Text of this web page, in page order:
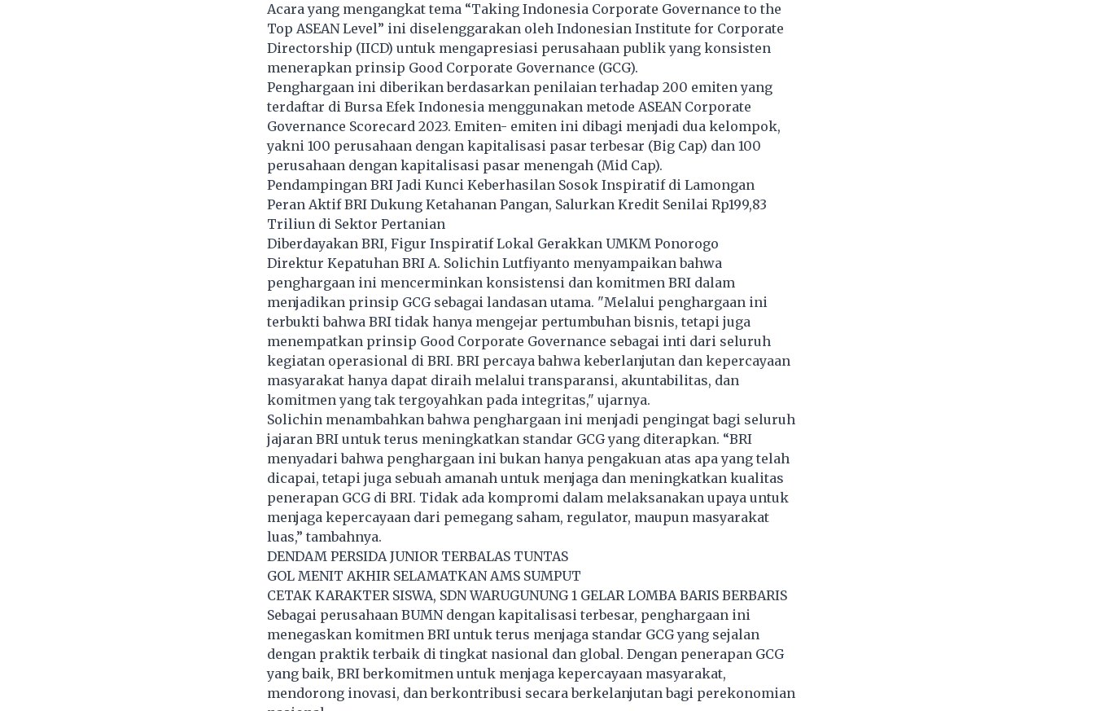
Acara yang mengangkat tema “Taking Indonesia Corporate Governance to the
Top ASEAN Level” ini diselenggarakan oleh Indonesian Institute for Corporate
Directorship (IICD) untuk mengapresiasi perusahaan publik yang konsisten
menerapkan prinsip Good Corporate Governance (GCG).
Penghargaan ini diberikan berdasarkan penilaian terhadap 200 emiten yang
terdaftar di Bursa Efek Indonesia menggunakan metode ASEAN Corporate
Governance Scorecard 2023. Emiten- emiten ini dibagi menjadi dua kelompok,
yakni 100 perusahaan dengan kapitalisasi pasar terbesar (Big Cap) dan 100
perusahaan dengan kapitalisasi pasar menengah (Mid Cap).
Pendampingan BRI Jadi Kunci Keberhasilan Sosok Inspiratif di Lamongan
Peran Aktif BRI Dukung Ketahanan Pangan, Salurkan Kredit Senilai Rp199,83
Triliun di Sektor Pertanian
Diberdayakan BRI, Figur Inspiratif Lokal Gerakkan UMKM Ponorogo
Direktur Kepatuhan BRI A. Solichin Lutfiyanto menyampaikan bahwa
penghargaan ini mencerminkan konsistensi dan komitmen BRI dalam
menjadikan prinsip GCG sebagai landasan utama. "Melalui penghargaan ini
terbukti bahwa BRI tidak hanya mengejar pertumbuhan bisnis, tetapi juga
menempatkan prinsip Good Corporate Governance sebagai inti dari seluruh
kegiatan operasional di BRI. BRI percaya bahwa keberlanjutan dan kepercayaan
masyarakat hanya dapat diraih melalui transparansi, akuntabilitas, dan
komitmen yang tak tergoyahkan pada integritas," ujarnya.
Solichin menambahkan bahwa penghargaan ini menjadi pengingat bagi seluruh
jajaran BRI untuk terus meningkatkan standar GCG yang diterapkan. “BRI
menyadari bahwa penghargaan ini bukan hanya pengakuan atas apa yang telah
dicapai, tetapi juga sebuah amanah untuk menjaga dan meningkatkan kualitas
penerapan GCG di BRI. Tidak ada kompromi dalam melaksanakan upaya untuk
menjaga kepercayaan dari pemegang saham, regulator, maupun masyarakat
luas,” tambahnya.
DENDAM PERSIDA JUNIOR TERBALAS TUNTAS
GOL MENIT AKHIR SELAMATKAN AMS SUMPUT
CETAK KARAKTER SISWA, SDN WARUGUNUNG 1 GELAR LOMBA BARIS BERBARIS
Sebagai perusahaan BUMN dengan kapitalisasi terbesar, penghargaan ini
menegaskan komitmen BRI untuk terus menjaga standar GCG yang sejalan
dengan praktik terbaik di tingkat nasional dan global. Dengan penerapan GCG
yang baik, BRI berkomitmen untuk menjaga kepercayaan masyarakat,
mendorong inovasi, dan berkontribusi secara berkelanjutan bagi perekonomian